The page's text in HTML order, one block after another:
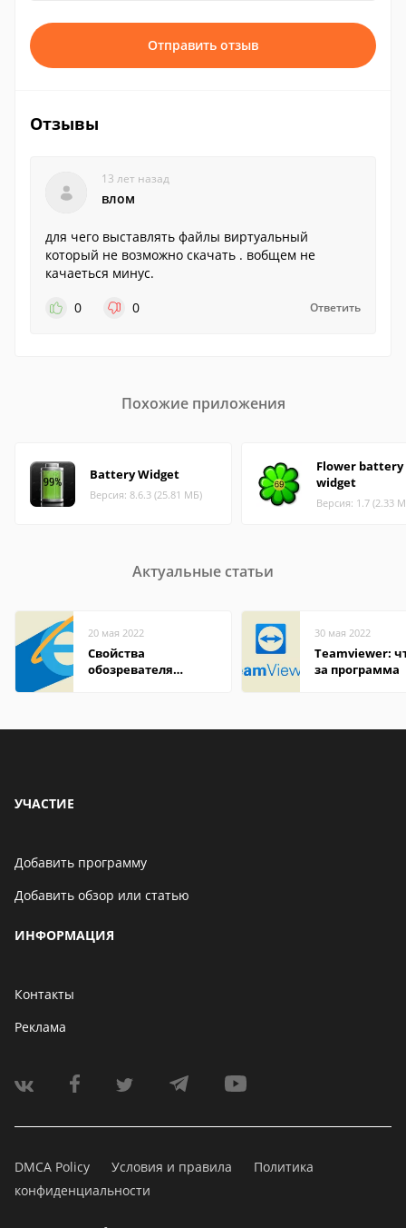
Отправить отзыв
Отзывы
13 лет назад
влом
для чего выставлять файлы виртуальный
который не возможно скачать . вобщем не
качаеться минус.
0
0 Ответить
Похожие приложения
Battery Widget
Версия: 8.6.3 (25.81 МБ)
Flower battery
widget
Версия: 1.7 (2.33
Актуальные статьи
20 мая 2022
Свойства
обозревателя
30 мая 2022
Teamviewer:
за программа
УЧАСТИЕ
Добавить программу
Добавить обзор или статью
ИНФОРМАЦИЯ
Контакты
Реклама
DMCA Policy Условия и правила
Политика
конфиденциальности